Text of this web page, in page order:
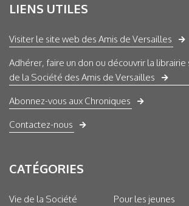
LIENS UTILES
Visiter le site web des Amis de Versailles
Adhérer, faire un don ou découvrir la
de la Société des Amis de Versailles
Abonnez-vous aux Chroniques
Contactez-nous
CATÉGORIES
Vie de la Société Pour les jeunes